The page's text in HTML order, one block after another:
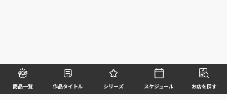
商品一覧 作品タイトル シリーズ スケジュール お店を探す